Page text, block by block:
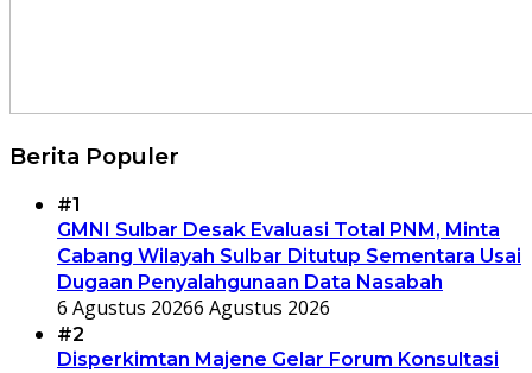
Berita Populer
#1
GMNI Sulbar Desak Evaluasi Total PNM, Minta
Cabang Wilayah Sulbar Ditutup Sementara Usai
Dugaan Penyalahgunaan Data Nasabah
6 Agustus 20266 Agustus 2026
#2
Disperkimtan Majene Gelar Forum Konsultasi